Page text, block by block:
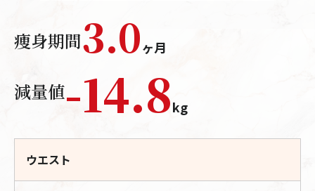
痩身期間3.0ヶ月
減量値-14.8kg
ウエスト